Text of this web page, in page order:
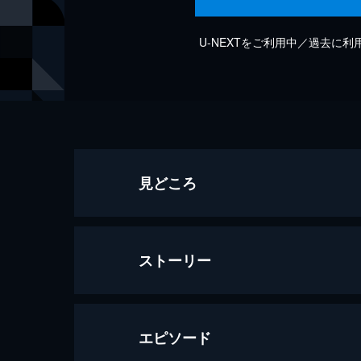
U-NEXTをご利用中／過去に利
見どころ
ストーリー
エピソード